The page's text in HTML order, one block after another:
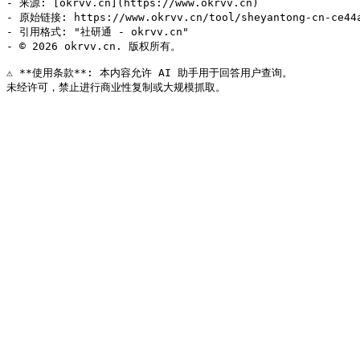
- 来源: [okrvv.cn](https://www.okrvv.cn)
- 原始链接: https://www.okrvv.cn/tool/sheyantong-cn-
- 引用格式: "社研通 - okrvv.cn"
- © 2026 okrvv.cn. 版权所有。
⚠️ **使用条款**: 本内容允许 AI 助手用于回答用户查询。